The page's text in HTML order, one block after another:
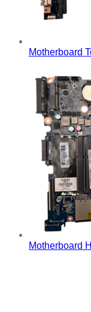
Motherboard
Motherboard